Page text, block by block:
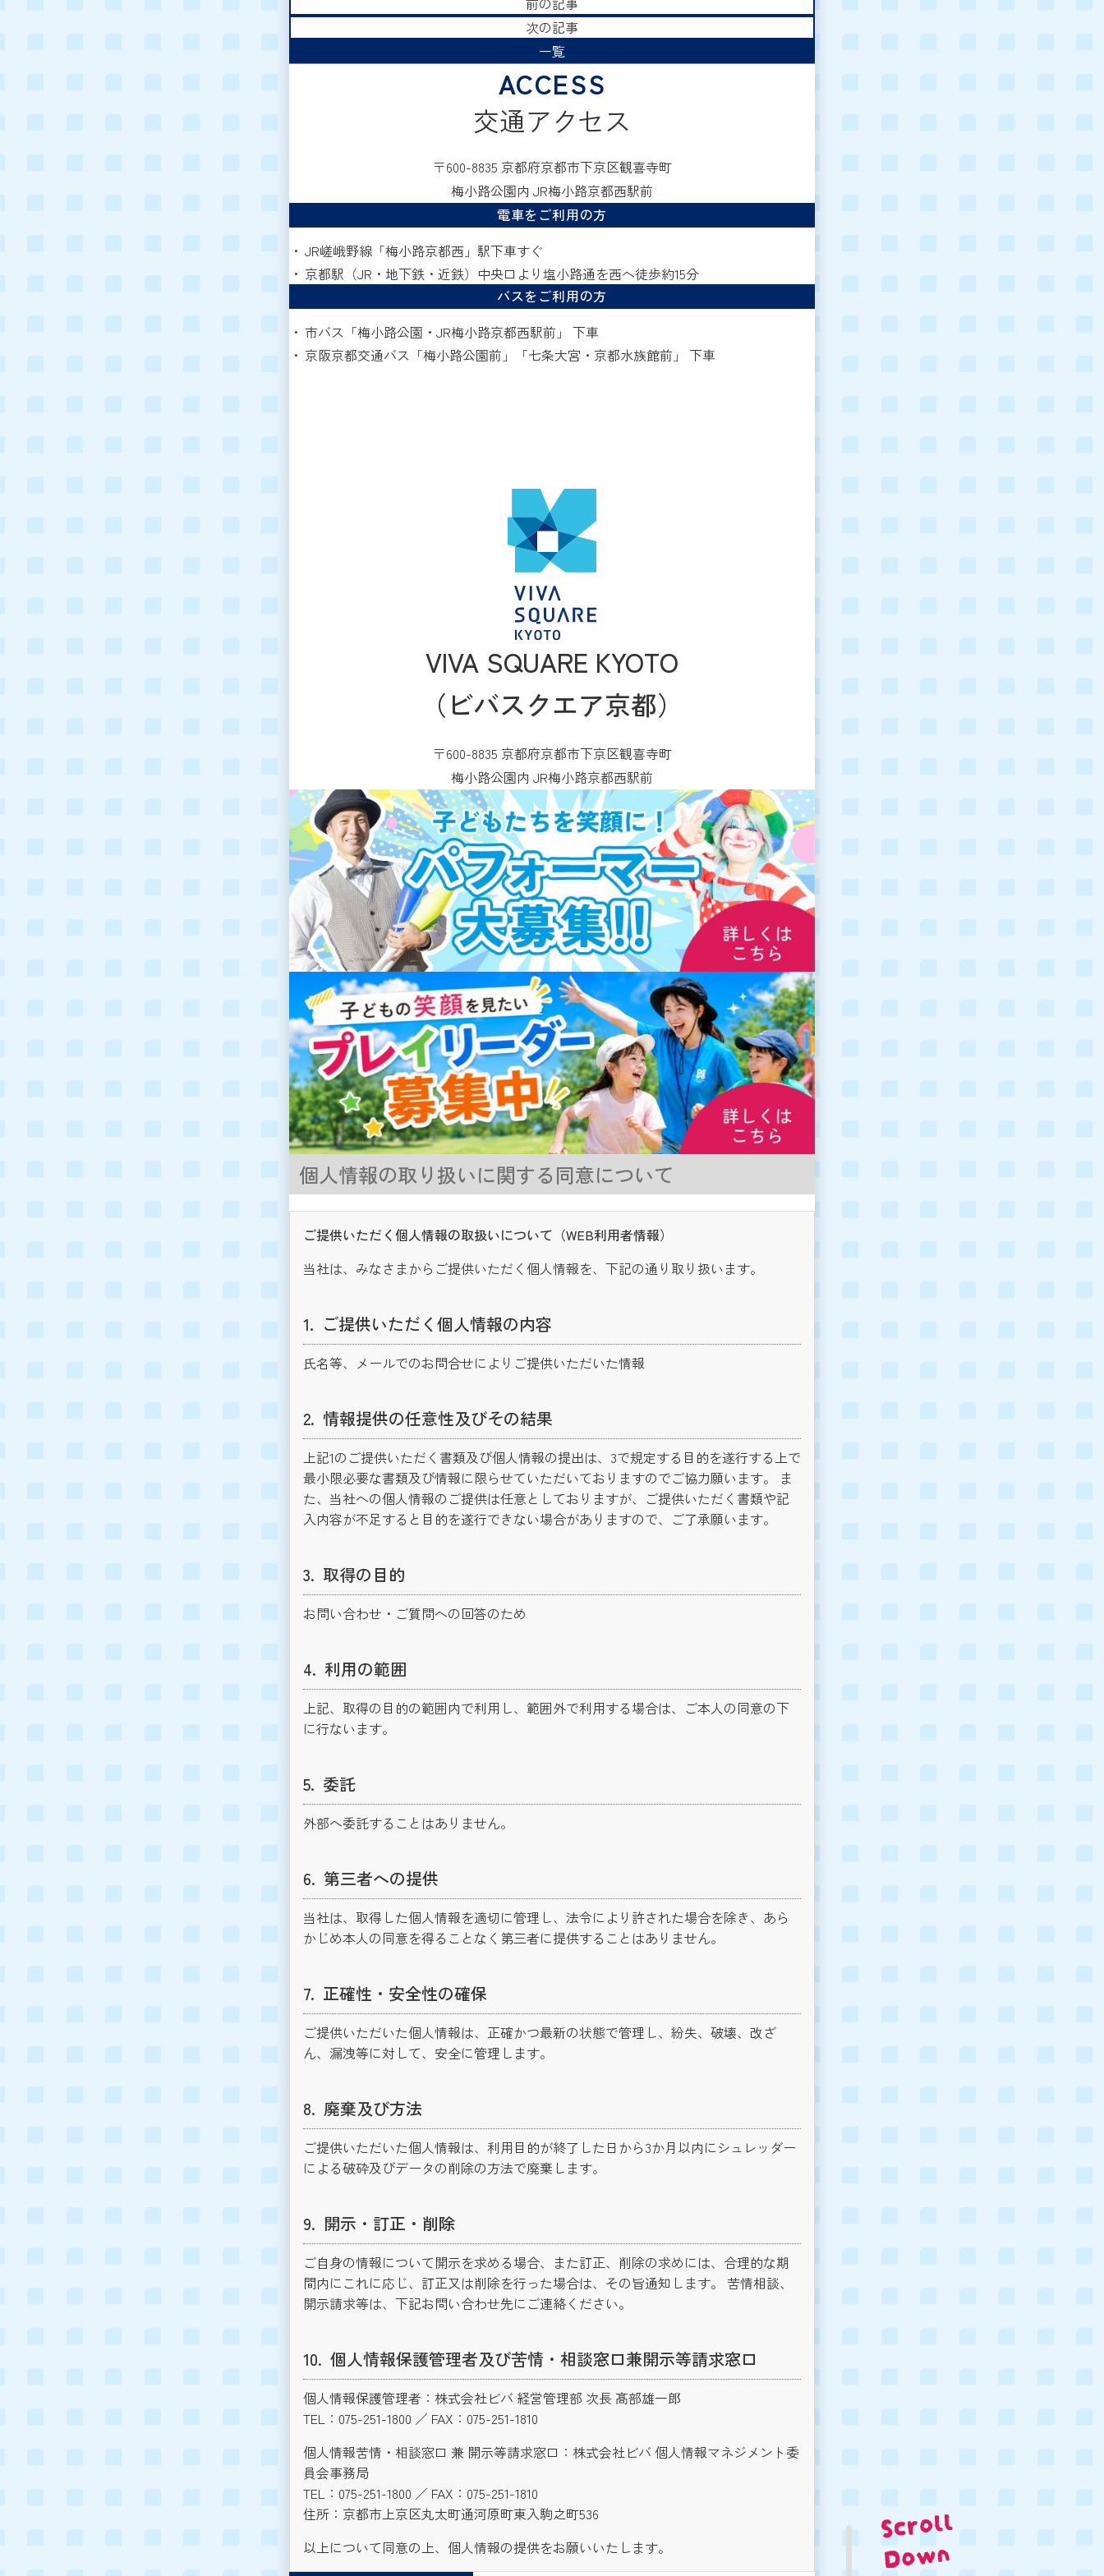
次の記事
一覧
交通アクセス
〒600-8835 京都府京都市下京区観喜寺町
梅小路公園内 JR梅小路京都西駅前
電車をご利用の方
JR嵯峨野線「梅小路京都西」駅下車すぐ
京都駅（JR・地下鉄・近鉄）中央口より塩小路通を西へ徒歩約15分
バスをご利用の方
市バス「梅小路公園・JR梅小路京都西駅前」 下車
京阪京都交通バス「梅小路公園前」「七条大宮・京都水族館前」 下車
VIVA SQUARE KYOTO
（ビバスクエア京都）
〒600-8835 京都府京都市下京区観喜寺町
梅小路公園内 JR梅小路京都西駅前
個人情報の取り扱いに関する同意について
ご提供いただく個人情報の取扱いについて（WEB利用者情報）
当社は、みなさまからご提供いただく個人情報を、下記の通り取り扱います。
ご提供いただく個人情報の内容
氏名等、メールでのお問合せによりご提供いただいた情報
情報提供の任意性及びその結果
上記1のご提供いただく書類及び個人情報の提出は、3で規定する目的を遂行する上で
最小限必要な書類及び情報に限らせていただいておりますのでご協力願います。 ま
た、当社への個人情報のご提供は任意としておりますが、ご提供いただく書類や記
入内容が不足すると目的を遂行できない場合がありますので、ご了承願います。
取得の目的
お問い合わせ・ご質問への回答のため
利用の範囲
上記、取得の目的の範囲内で利用し、範囲外で利用する場合は、ご本人の同意の下
に行ないます。
委託
外部へ委託することはありません。
第三者への提供
当社は、取得した個人情報を適切に管理し、法令により許された場合を除き、あら
かじめ本人の同意を得ることなく第三者に提供することはありません。
正確性・安全性の確保
ご提供いただいた個人情報は、正確かつ最新の状態で管理し、紛失、破壊、改ざ
ん、漏洩等に対して、安全に管理します。
廃棄及び方法
ご提供いただいた個人情報は、利用目的が終了した日から3か月以内にシュレッダー
による破砕及びデータの削除の方法で廃棄します。
開示・訂正・削除
ご自身の情報について開示を求める場合、また訂正、削除の求めには、合理的な期
間内にこれに応じ、訂正又は削除を行った場合は、その旨通知します。 苦情相談、
開示請求等は、下記お問い合わせ先にご連絡ください。
個人情報保護管理者及び苦情・相談窓口兼開示等請求窓口
個人情報保護管理者：株式会社ビバ 経営管理部 次長 髙部雄一郎
TEL：075-251-1800 ／ FAX：075-251-1810
個人情報苦情・相談窓口 兼 開示等請求窓口：株式会社ビバ 個人情報マネジメント委
員会事務局
TEL：075-251-1800 ／ FAX：075-251-1810
住所：京都市上京区丸太町通河原町東入駒之町536
以上について同意の上、個人情報の提供をお願いいたします。